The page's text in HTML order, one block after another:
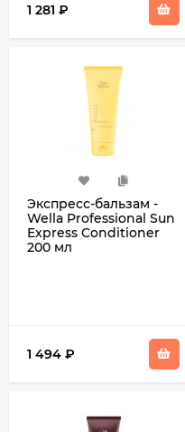
1 281 ₽
Экспресс-бальзам -
Wella Professional Sun
Express Conditioner
200 мл
1 494 ₽